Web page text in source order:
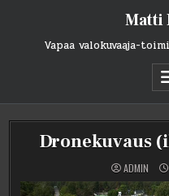
Matti
Vapaa valokuvaaja-
Dronekuvaus
ADMIN